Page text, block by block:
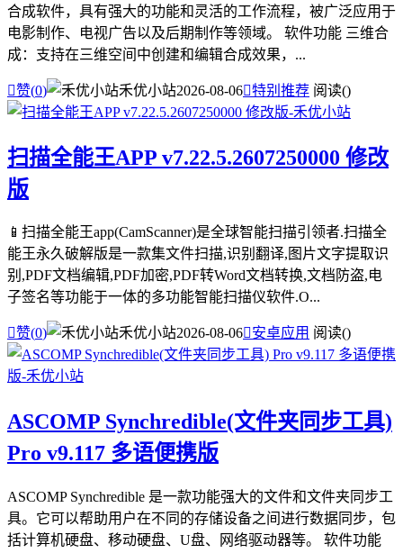
合成软件，具有强大的功能和灵活的工作流程，被广泛应用于
电影制作、电视广告以及后期制作等领域。 软件功能 三维合
成：支持在三维空间中创建和编辑合成效果，...
赞(0) 禾优小站2026-08-06特别推荐 阅读()
扫描全能王APP v7.22.5.2607250000 修改
版
📱扫描全能王app(CamScanner)是全球智能扫描引领者.扫描全
能王永久破解版是一款集文件扫描,识别翻译,图片文字提取识
别,PDF文档编辑,PDF加密,PDF转Word文档转换,文档防盗,电
子签名等功能于一体的多功能智能扫描仪软件.O...
赞(0) 禾优小站2026-08-06安卓应用 阅读()
ASCOMP Synchredible(文件夹同步工具)
Pro v9.117 多语便携版
ASCOMP Synchredible 是一款功能强大的文件和文件夹同步工
具。它可以帮助用户在不同的存储设备之间进行数据同步，包
括计算机硬盘、移动硬盘、U盘、网络驱动器等。 软件功能